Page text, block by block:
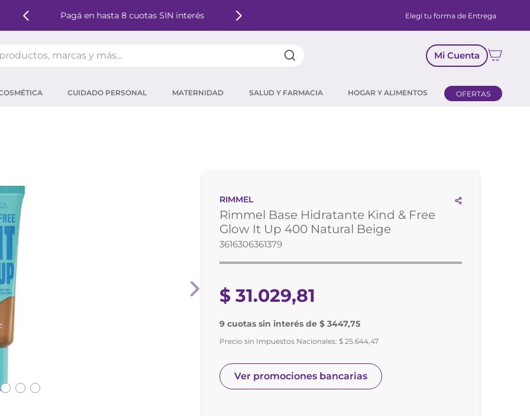
Pagá en hasta 8 cuotas SIN interés Elegí tu forma de Entrega
Mi Cuenta
CUIDADO PERSONAL MATERNIDAD SALUD Y FARMACIA HOGAR Y ALIMENTOS OFERTAS
RIMMEL
Rimmel Base Hidratante Kind & Free
Glow It Up 400 Natural Beige
3616306361379
$ 31.029,81
9 cuotas sin interés de $ 3447,75
Precio sin Impuestos Nacionales:$ 25.644,47
Ver promociones bancarias
pestañas
posay